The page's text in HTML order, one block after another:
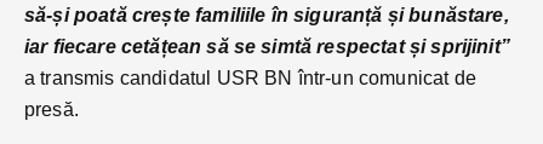
să-și poată crește familiile în siguranță și bunăstare,
iar fiecare cetățean să se simtă respectat și sprijinit”
a transmis candidatul USR BN într-un comunicat de
presă.